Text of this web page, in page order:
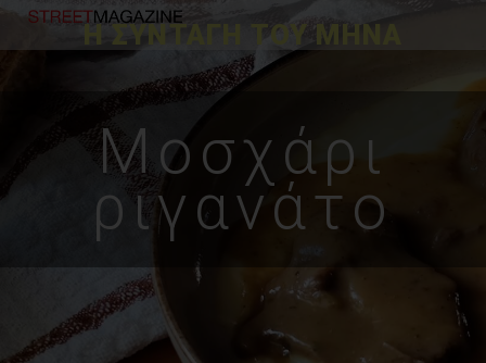
Η ΣΥΝΤΑΓΗ ΤΟΥ ΜΗΝΑ
Μοσχάρι
ριγανάτο